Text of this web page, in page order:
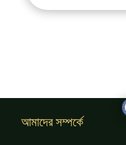
আমাদের সম্পর্কে